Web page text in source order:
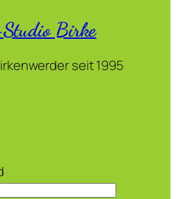
Studio Birke
seit 1995